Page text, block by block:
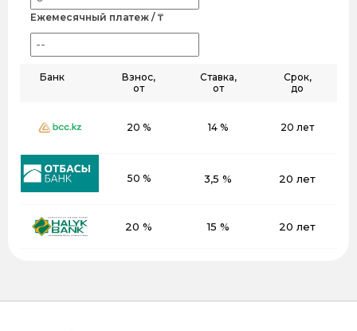
Ежемесячный платеж / ₸
Банк
Взнос,
от
Ставка,
от
Срок,
до
20 % 14 % 20 лет
50 % 3,5 % 20 лет
20 % 15 % 20 лет